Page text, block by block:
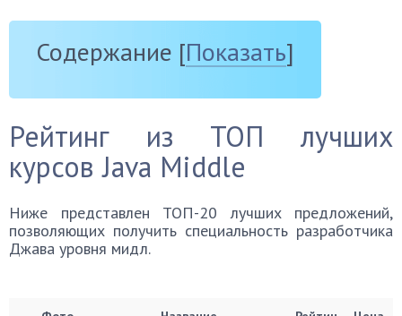
Содержание [Показать]
Рейтинг из ТОП лучших
курсов Java Middle
Ниже представлен ТОП-20 лучших предложений,
позволяющих получить специальность разработчика
Джава уровня мидл.